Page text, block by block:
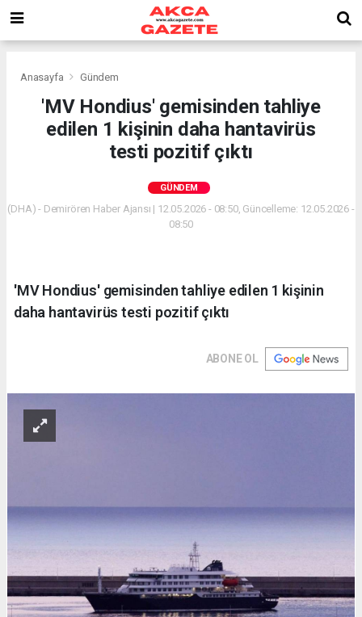
Anasayfa Gündem
'MV Hondius' gemisinden tahliye
edilen 1 kişinin daha hantavirüs
testi pozitif çıktı
GÜNDEM
(DHA) - Demirören Haber Ajansı | 12.05.2026 - 08:50, Güncelleme: 12.05.2026 -
08:50
'MV Hondius' gemisinden tahliye edilen 1 kişinin
daha hantavirüs testi pozitif çıktı
ABONE OL